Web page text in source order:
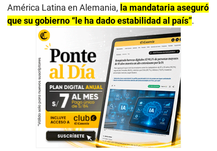
América Latina en Alemania, la mandataria aseguró
que su gobierno “le ha dado estabilidad al país”.